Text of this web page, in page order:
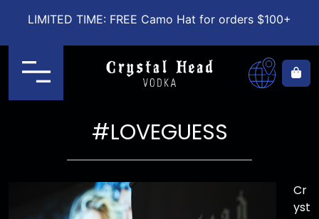
LIMITED TIME: FREE Camo Hat for orders $100+
Menu
#LOVEGUESS
Cr
yst